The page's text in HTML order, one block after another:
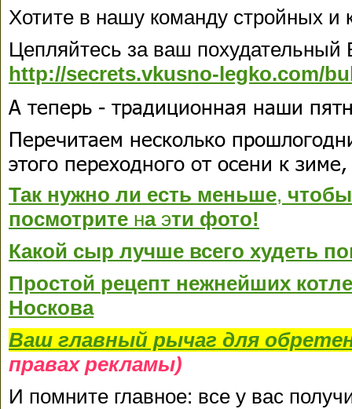
Хотите в нашу команду стройных и
Цепляйтесь за ваш похудательный
http://secrets.vkusno-legko.com/
А теперь - традиционная наши
Перечитаем несколько
этого переходного от осени к
Так нужно ли есть меньше, чтобы
посмотрите наэти фото!
Какой сыр лучше всего худеть
Простой рецепт нежнейших кот
Носкова
Ваш главный рычаг для
правах рекламы)
И помните главное: все у вас